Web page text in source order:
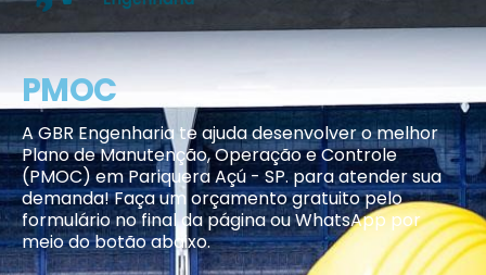
PMOC
A GBR Engenharia te ajuda desenvolver o melhor
Plano de Manutenção, Operação e Controle
(PMOC) em Pariquera Açú - SP. para atender sua
demanda! Faça um orçamento gratuito pelo
formulário no final da página ou WhatsApp por
meio do botão abaixo.